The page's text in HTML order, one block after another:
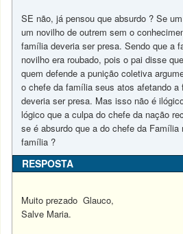
SE não, já pensou que absurdo ? Se
um novilho de outrem sem o
família deveria ser presa. Sendo que a
novilho era roubado, pois o pai disse
quem defende a punição coletiva
o chefe da família seus atos afetando
deveria ser presa. Mas isso não é
lógico que a culpa do chefe da nação
se é absurdo que a do chefe da Família
família ?
RESPOSTA
Muito prezado Glauco,
Salve Maria.